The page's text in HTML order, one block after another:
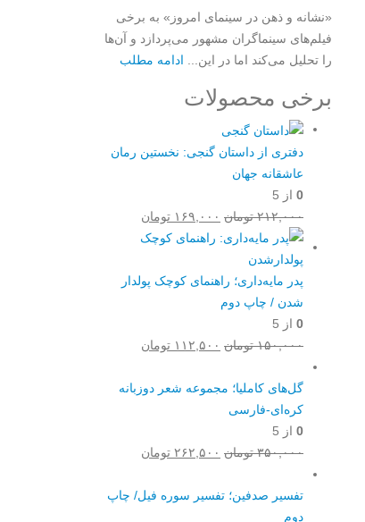
«نشانه و ذهن در سینمای امروز» به برخی
فیلم‌های سینماگران مشهور می‌پردازد و آن‌ها
را تحلیل می‌کند اما در این... ادامه مطلب
برخی محصولات
دفتری از داستان گنجی: نخستین رمان
عاشقانه جهان
0 از 5
۲۱۲,۰۰۰ تومان قیمت
اصلی:
بود.
۱۶۹,۰۰۰ تومان
فعلی:
پدر مایه‌داری؛ راهنمای کوچک پولدار
شدن / چاپ دوم
0 از 5
۱۵۰,۰۰۰ تومان قیمت
۱۵۰,۰۰۰ تومان
۱۱۲,۵۰۰ تومان
۱۱۲,۵۰۰ تومان.
گل‌های کاملیا؛ مجموعه شعر دوزبانه
کره‌ای-فارسی
0 از 5
۳۵۰,۰۰۰ تومان قیمت
۳۵۰,۰۰۰ تومان
۲۶۲,۵۰۰ تومان
۲۶۲,۵۰۰ تومان.
تفسیر صدفین؛ تفسیر سوره فیل/ چاپ
دوم